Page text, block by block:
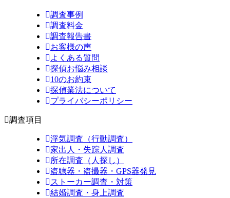
調査事例
調査料金
調査報告書
お客様の声
よくある質問
探偵お悩み相談
10のお約束
探偵業法について
プライバシーポリシー
調査項目
浮気調査（行動調査）
家出人・失踪人調査
所在調査（人探し）
盗聴器・盗撮器・GPS器発見
ストーカー調査・対策
結婚調査・身上調査